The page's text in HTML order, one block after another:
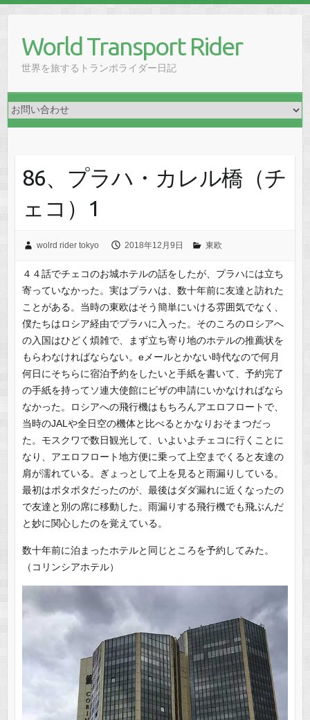
contentWorld Transport Rider
世界を旅するトランポライダー日記
86、プラハ・カレル橋（チ
ェコ）1
wolrd rider tokyo 2018年12月9日 東欧
４４話でチェコのお城ホテルの話をしたが、プラハには立ち
寄っていなかった。実はプラハは、数十年前に友達と訪れた
ことがある。当時の東欧はそう簡単にいける雰囲気でなく、
僕たちはロシア経由でプラハに入った。そのころのロシアへ
の入国はひどく煩雑で、まず立ち寄り地のホテルの推薦状を
もらわなければならない。eメールとかない時代なので何月
何日にそちらに宿泊予約をしたいと手紙を書いて、予約完了
の手紙を持ってソ連大使館にビザの申請にいかなければなら
なかった。ロシアへの飛行機はもちろんアエロフロートで、
当時のJALや全日空の機体と比べるとかなりおそまつだっ
た。モスクワで数日観光して、いよいよチェコに行くことに
なり、アエロフロート地方便に乗って上空までくると友達の
肩が濡れている。ぎょっとして上を見ると雨漏りしている。
最初はポタポタだったのが、最後はダダ漏れに近くなったの
で友達と別の席に移動した。雨漏りする飛行機でも飛ぶんだ
と妙に関心したのを覚えている。
数十年前に泊まったホテルと同じところを予約してみた。
（コリンシアホテル）